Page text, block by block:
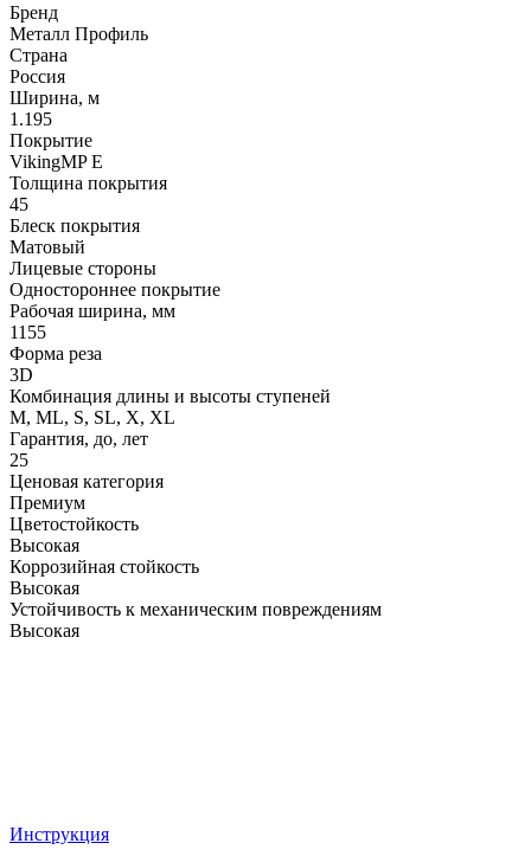
Бренд
Металл Профиль
Страна
Россия
Ширина, м
1.195
Покрытие
VikingMP E
Толщина покрытия
45
Блеск покрытия
Матовый
Лицевые стороны
Одностороннее покрытие
Рабочая ширина, мм
1155
Форма реза
3D
Комбинация длины и высоты ступеней
M, ML, S, SL, X, XL
Гарантия, до, лет
25
Ценовая категория
Премиум
Цветостойкость
Высокая
Коррозийная стойкость
Высокая
Устойчивость к механическим повреждениям
Высокая
Инструкция